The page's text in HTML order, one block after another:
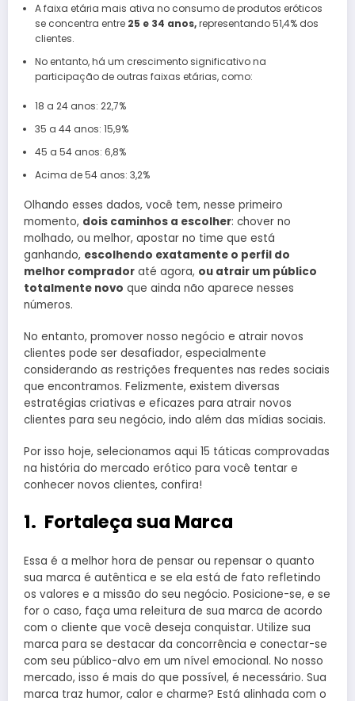
A faixa etária mais ativa no consumo de produtos eróticos
se concentra entre 25 e 34 anos,representando 51,4% dos
clientes.
No entanto, há um crescimento significativo na
participação de outras faixas etárias, como:
18 a 24 anos: 22,7%
35 a 44 anos: 15,9%
45 a 54 anos: 6,8%
Acima de 54 anos: 3,2%
Olhando esses dados, você tem, nesse primeiro
momento, dois caminhos a escolher: chover no
molhado, ou melhor, apostar no time que está
ganhando, escolhendo exatamente o perfil do
melhor comprador até agora, ou atrair um público
totalmente novo que ainda não aparece nesses
números.
No entanto, promover nosso negócio e atrair novos
clientes pode ser desafiador, especialmente
considerando as restrições frequentes nas redes sociais
que encontramos. Felizmente, existem diversas
estratégias criativas e eficazes para atrair novos
clientes para seu negócio, indo além das mídias sociais.
Por isso hoje, selecionamos aqui 15 táticas comprovadas
na história do mercado erótico para você tentar e
conhecer novos clientes, confira!
1. Fortaleça sua Marca
Essa é a melhor hora de pensar ou repensar o quanto
sua marca é autêntica e se ela está de fato refletindo
os valores e a missão do seu negócio. Posicione-se, e se
for o caso, faça uma releitura de sua marca de acordo
com o cliente que você deseja conquistar. Utilize sua
marca para se destacar da concorrência e conectar-se
com seu público-alvo em um nível emocional. No nosso
mercado, isso é mais do que possível, é necessário. Sua
marca traz humor, calor e charme? Está alinhada com o